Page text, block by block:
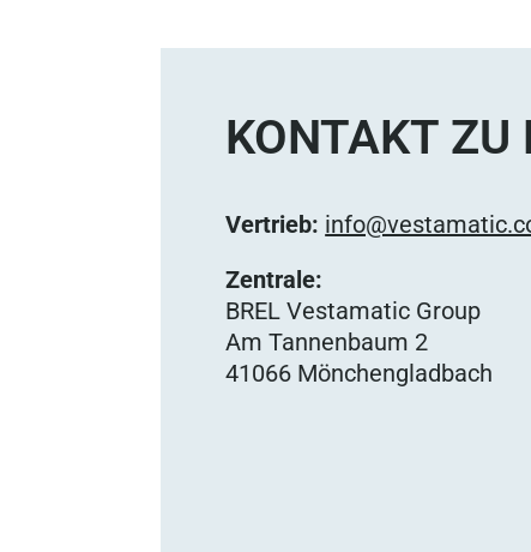
KONTAKT ZU
Vertrieb:
Zentrale:
BREL Vestamatic Group
Am Tannenbaum 2
41066 Mönchengladbach